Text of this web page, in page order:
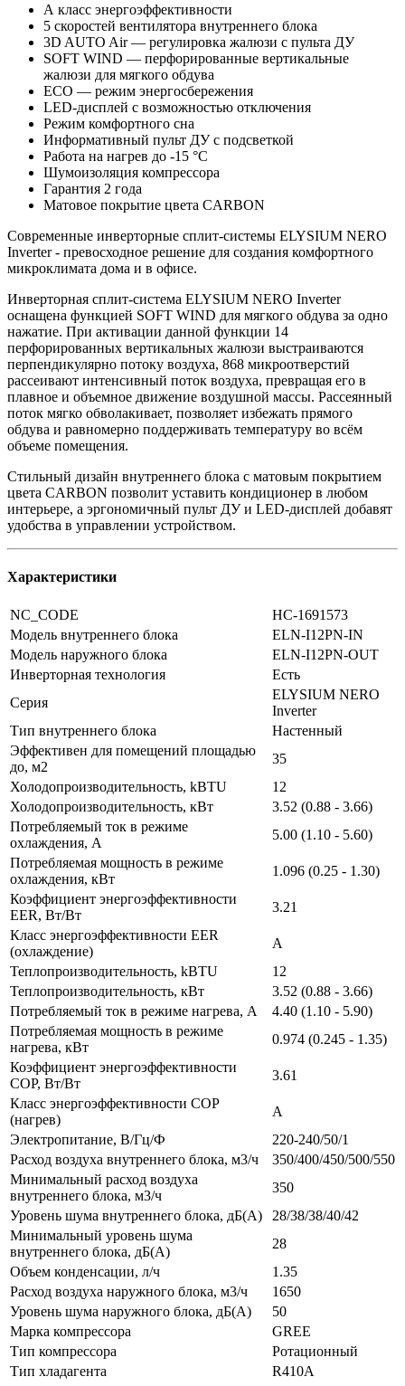
А класс энергоэффективности
5 скоростей вентилятора внутреннего блока
3D AUTO Air — регулировка жалюзи с пульта ДУ
SOFT WIND — перфорированные вертикальные
жалюзи для мягкого обдува
ЕСО — режим энергосбережения
LED-дисплей с возможностью отключения
Режим комфортного сна
Информативный пульт ДУ с подсветкой
Работа на нагрев до -15 °С
Шумоизоляция компрессора
Гарантия 2 года
Матовое покрытие цвета CARBON
Современные инверторные сплит-системы ELYSIUM NERO
Inverter - превосходное решение для создания комфортного
микроклимата дома и в офисе.
Инверторная сплит-система ELYSIUM NERO Inverter
оснащена функцией SOFT WIND для мягкого обдува за одно
нажатие. При активации данной функции 14
перфорированных вертикальных жалюзи выстраиваются
перпендикулярно потоку воздуха, 868 микроотверстий
рассеивают интенсивный поток воздуха, превращая его в
плавное и объемное движение воздушной массы. Рассеянный
поток мягко обволакивает, позволяет избежать прямого
обдува и равномерно поддерживать температуру во всём
объеме помещения.
Стильный дизайн внутреннего блока с матовым покрытием
цвета CARBON позволит уставить кондиционер в любом
интерьере, а эргономичный пульт ДУ и LED-дисплей добавят
удобства в управлении устройством.
Характеристики
NC_CODE
НС-1691573
Модель внутреннего блока
ELN-I12PN-IN
Модель наружного блока
ELN-I12PN-OUT
Инверторная технология
Есть
Серия
ELYSIUM NERO
Inverter
Тип внутреннего блока
Настенный
Эффективен для помещений площадью
до, м2
35
Холодопроизводительность, kBTU
12
Холодопроизводительность, кВт
3.52 (0.88 - 3.66)
Потребляемый ток в режиме
охлаждения, A
5.00 (1.10 - 5.60)
Потребляемая мощность в режиме
охлаждения, кВт
1.096 (0.25 - 1.30)
Коэффициент энергоэффективности
EER, Вт/Вт
3.21
Класс энергоэффективности EER
(охлаждение)
A
Теплопроизводительность, kBTU
12
Теплопроизводительность, кВт
3.52 (0.88 - 3.66)
Потребляемый ток в режиме нагрева, A
4.40 (1.10 - 5.90)
Потребляемая мощность в режиме
нагрева, кВт
0.974 (0.245 - 1.35)
Коэффициент энергоэффективности
COP, Вт/Вт
3.61
Класс энергоэффективности COP
(нагрев)
A
Электропитание, В/Гц/Ф
220-240/50/1
Расход воздуха внутреннего блока, м3/ч
350/400/450/500/550
Минимальный расход воздуха
внутреннего блока, м3/ч
350
Уровень шума внутреннего блока, дБ(А)
28/38/38/40/42
Минимальный уровень шума
внутреннего блока, дБ(А)
28
Объем конденсации, л/ч
1.35
Расход воздуха наружного блока, м3/ч
1650
Уровень шума наружного блока, дБ(А)
50
Марка компрессора
GREE
Тип компрессора
Ротационный
Тип хладагента
R410A